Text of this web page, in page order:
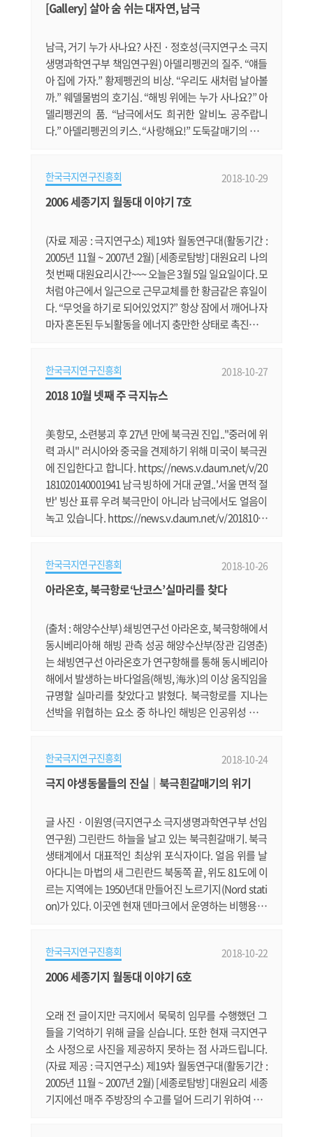
게 점심까지 준비할 의향으로 평상시 보다 일찍 일어났
다. 점심은 콩물국수 그런데, 여기에서 큰 실수를 해버렸
[Gallery] 살아 숨 쉬는 대자연, 남극
남극, 거기 누가 사나요? 사진 · 정호성(극지연구소 극지
생명과학연구부 책임연구원) 아델리펭귄의 질주. “얘들
아 집에 가자.” 황제펭귄의 비상. “우리도 새처럼 날아볼
까.” 웨델물범의 호기심. “해빙 위에는 누가 사나요?” 아
델리펭귄의 품. “남극에서도 희귀한 알비노 공주랍니
다.” 아델리펭귄의 키스. “사랑해요!” 도둑갈매기의 눈초
산의 포효. “여기가 바로 대자연이 숨 쉬는 남극” 범고래
가족의 나들이. “엄마 아빠, 같이 가요.”
한국극지연구진흥회 2018-10-29
2006 세종기지 월동대 이야기 7호
(자료 제공 : 극지연구소) 제19차 월동연구대(활동기간 :
2005년 11월 ~ 2007년 2월) [세종로탐방] 대원요리 나의
첫 번째 대원요리시간~~~ 오늘은 3월 5일 일요일이다. 모
처럼 야근에서 일근으로 근무교체를 한 황금같은 휴일이
다. “무엇을 하기로 되어있었지?” 항상 잠에서 깨어나자
마자 혼돈된 두뇌활동을 에너지 충만한 상태로 촉진시키
사몽간에 보여지는 탁상시계가 오후 3시를 가르키고 있
었다. ‘오후에는 머리를 깍기로 되어 있었지....’ 남극생활
한국극지연구진흥회 2018-10-27
2018 10월 넷째 주 극지뉴스
美항모, 소련붕괴 후 27년 만에 북극권 진입.."중러에 위
력 과시" 러시아와 중국을 견제하기 위해 미국이 북극권
에 진입한다고 합니다. https://news.v.daum.net/v/20
181020140001941 남극 빙하에 거대 균열..'서울 면적 절
반' 빙산 표류 우려 북극만이 아니라 남극에서도 얼음이
녹고 있습니다. https://news.v.daum.net/v/20181018
화제입니다. https://news.v.daum.net/v/2018102311
1603622 국립해양박물관, 극지·해양도서 독후감 당전
작 전시 및 극지포럼 개최 부산 국립해양박물관에서 극
한국극지연구진흥회 2018-10-26
아라온호, 북극항로‘난코스’실마리를 찾다
(출처 : 해양수산부) 쇄빙연구선 아라온호, 북극항해에서
동시베리아해 해빙 관측 성공 해양수산부(장관 김영춘)
는 쇄빙연구선 아라온호가 연구항해를 통해 동시베리아
해에서 발생하는 바다얼음(해빙, 海氷)의 이상 움직임을
규명할 실마리를 찾았다고 밝혔다. 북극항로를 지나는
선박을 위협하는 요소 중 하나인 해빙은 인공위성 관측
시베리아해에서는 다른 북극해역과 달리 해빙들이 모여
드는 이상현상이 지속적으로 나타나고 있다. 이 때문에
한국극지연구진흥회 2018-10-24
극지 야생동물들의 진실｜북극흰갈매기의 위기
글 사진 · 이원영(극지연구소 극지생명과학연구부 선임
연구원) 그린란드 하늘을 날고 있는 북극흰갈매기. 북극
생태계에서 대표적인 최상위 포식자이다. 얼음 위를 날
아다니는 마법의 새 그린란드 북동쪽 끝, 위도 81도에 이
르는 지역에는 1950년대 만들어진 노르기지(Nord stati
on)가 있다. 이곳엔 현재 덴마크에서 운영하는 비행용 군
여 있어 사람이 생활하기 힘든 지역이다. 하지만 이곳은
극지 조류를 연구하는 생태학자들의 관심을 받는 곳이기
한국극지연구진흥회 2018-10-22
2006 세종기지 월동대 이야기 6호
오래 전 글이지만 극지에서 묵묵히 임무를 수행했던 그
들을 기억하기 위해 글을 싣습니다. 또한 현재 극지연구
소 사정으로 사진을 제공하지 못하는 점 사과드립니다.
(자료 제공 : 극지연구소) 제19차 월동연구대(활동기간 :
2005년 11월 ~ 2007년 2월) [세종로탐방] 대원요리 세종
기지에선 매주 주방장의 수고를 덜어 드리기 위하여 2명